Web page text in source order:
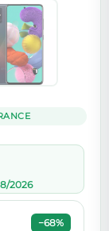
2026
−68%